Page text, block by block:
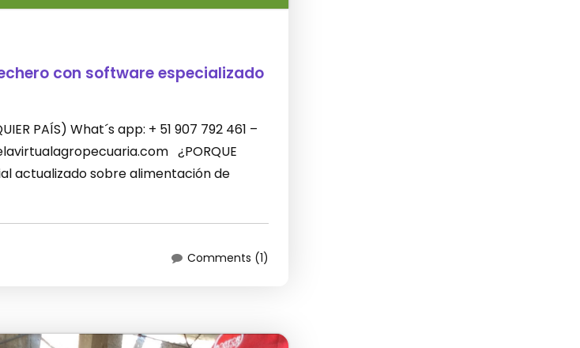
con software especializado
PAÍS) What´s app: + 51 907 792 461 –
¿PORQUE
actualizado sobre alimentación de
Comments (1)